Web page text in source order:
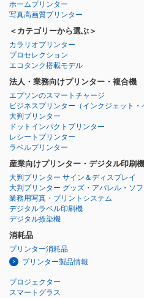
ホームプリンター
写真高画質プリンター
＜カテゴリーから選ぶ＞
カラリオプリンター
プロセレクション
エコタンク搭載モデル
法人・業務向けプリンター・複合機
エプソンのスマートチャージ
ビジネスプリンター （インクジェット・
大判プリンター
ドットインパクトプリンター
レシートプリンター
ラベルプリンター
産業向けプリンター・デジタル印刷機
大判プリンター サイン＆ディスプレイ
大判プリンター グッズ・アパレル・ソ
業務用写真・プリントシステム
デジタルラベル印刷機
デジタル捺染機
消耗品
プリンター消耗品
プリンター製品情報
プロジェクター
スマートグラス